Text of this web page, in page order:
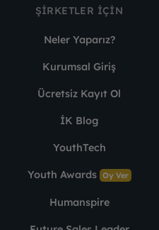
ŞIRKETLER İÇIN
Neler Yaparız?
Kurumsal Giriş
Ücretsiz Kayıt Ol
İK Blog
YouthTech
Youth Awards Oy Ver
Humanspire